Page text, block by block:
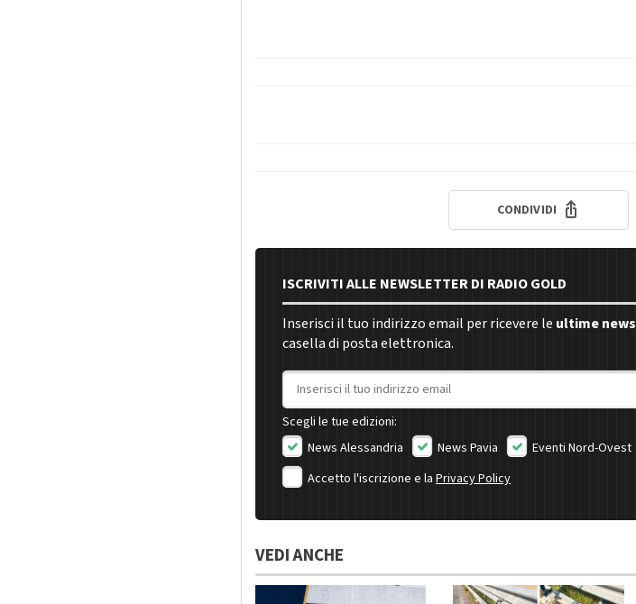
CONDIVIDI
ISCRIVITI ALLE NEWSLETTER DI RADIO GOLD
Inserisci il tuo indirizzo email per ricevere le ultime news
casella di posta elettronica.
Indirizzo email
Scegli le tue edizioni:
News Alessandria
News Pavia
Eventi Nord-Ovest
Accetto l'iscrizione e la Privacy Policy
VEDI ANCHE